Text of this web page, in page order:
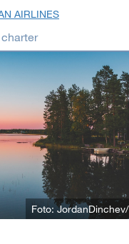
AIRLINES
Foto: